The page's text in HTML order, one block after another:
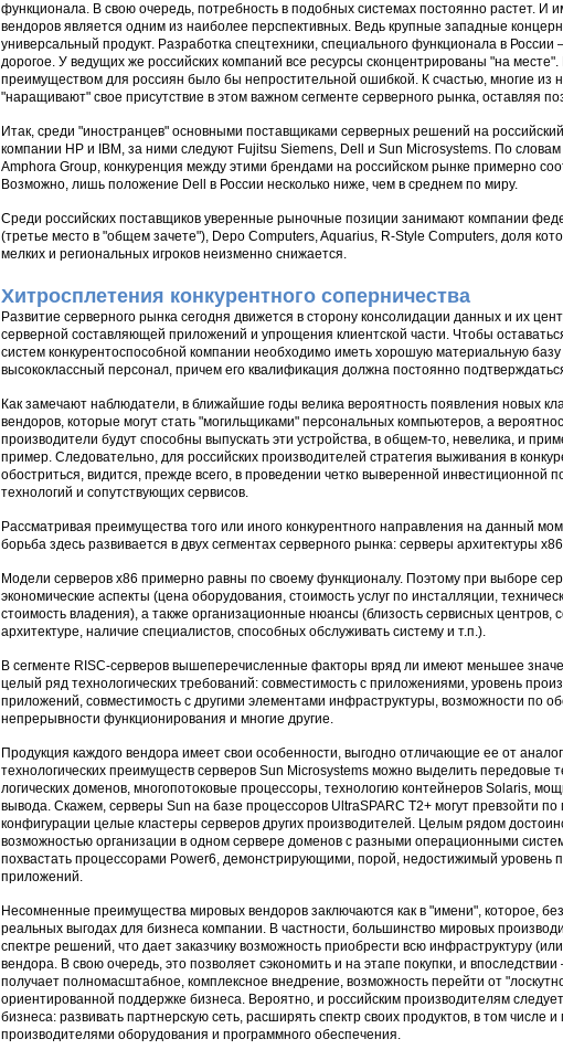
функционала. В свою очередь, потребность в подобных системах постоянно растет. И
вендоров является одним из наиболее перспективных. Ведь крупные западные
универсальный продукт. Разработка спецтехники, специального функционала в
дорогое. У ведущих же российских компаний все ресурсы сконцентрированы "на
преимуществом для россиян было бы непростительной ошибкой. К счастью, многие из
"наращивают" свое присутствие в этом важном сегменте серверного рынка, оставляя
Итак, среди "иностранцев" основными поставщиками серверных решений на
компании HP и IBM, за ними следуют Fujitsu Siemens, Dell и Sun Microsystems. По словам
Amphora Group, конкуренция между этими брендами на российском рынке примерно
Возможно, лишь положение Dell в России несколько ниже, чем в среднем по миру.
Среди российских поставщиков уверенные рыночные позиции занимают компании
(третье место в "общем зачете"), Depo Computers, Aquarius, R-Style Computers, доля
мелких и региональных игроков неизменно снижается.
Хитросплетения конкурентного соперничества
Развитие серверного рынка сегодня движется в сторону консолидации данных и их
серверной составляющей приложений и упрощения клиентской части. Чтобы
систем конкурентоспособной компании необходимо иметь хорошую материальную
высококлассный персонал, причем его квалификация должна постоянно
Как замечают наблюдатели, в ближайшие годы велика вероятность появления новых
вендоров, которые могут стать "могильщиками" персональных компьютеров, а
производители будут способны выпускать эти устройства, в общем-то, невелика, и
пример. Следовательно, для российских производителей стратегия выживания в
обостриться, видится, прежде всего, в проведении четко выверенной инвестиционной
технологий и сопутствующих сервисов.
Рассматривая преимущества того или иного конкурентного направления на данный
борьба здесь развивается в двух сегментах серверного рынка: серверы архитектуры
Модели серверов х86 примерно равны по своему функционалу. Поэтому при выборе
экономические аспекты (цена оборудования, стоимость услуг по инсталляции,
стоимость владения), а также организационные нюансы (близость сервисных центров,
архитектуре, наличие специалистов, способных обслуживать систему и т.п.).
В сегменте RISC-серверов вышеперечисленные факторы вряд ли имеют меньшее
целый ряд технологических требований: совместимость с приложениями, уровень
приложений, совместимость с другими элементами инфраструктуры, возможности по
непрерывности функционирования и многие другие.
Продукция каждого вендора имеет свои особенности, выгодно отличающие ее от
технологических преимуществ серверов Sun Microsystems можно выделить передовые
логических доменов, многопотоковые процессоры, технологию контейнеров Solaris,
вывода. Скажем, серверы Sun на базе процессоров UltraSPARC T2+ могут превзойти по
конфигурации целые кластеры серверов других производителей. Целым рядом
возможностью организации в одном сервере доменов с разными операционными
похвастать процессорами Power6, демонстрирующими, порой, недостижимый уровень
приложений.
Несомненные преимущества мировых вендоров заключаются как в "имени", которое,
реальных выгодах для бизнеса компании. В частности, большинство мировых
спектре решений, что дает заказчику возможность приобрести всю инфраструктуру
вендора. В свою очередь, это позволяет сэкономить и на этапе покупки, и
получает полномасштабное, комплексное внедрение, возможность перейти от
ориентированной поддержке бизнеса. Вероятно, и российским производителям
бизнеса: развивать партнерскую сеть, расширять спектр своих продуктов, в том числе
производителями оборудования и программного обеспечения.